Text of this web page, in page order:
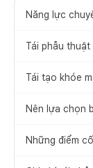
Năng lực
Tái phẫu
Tái tạo khóe
Nên lựa chọn
Những điểm